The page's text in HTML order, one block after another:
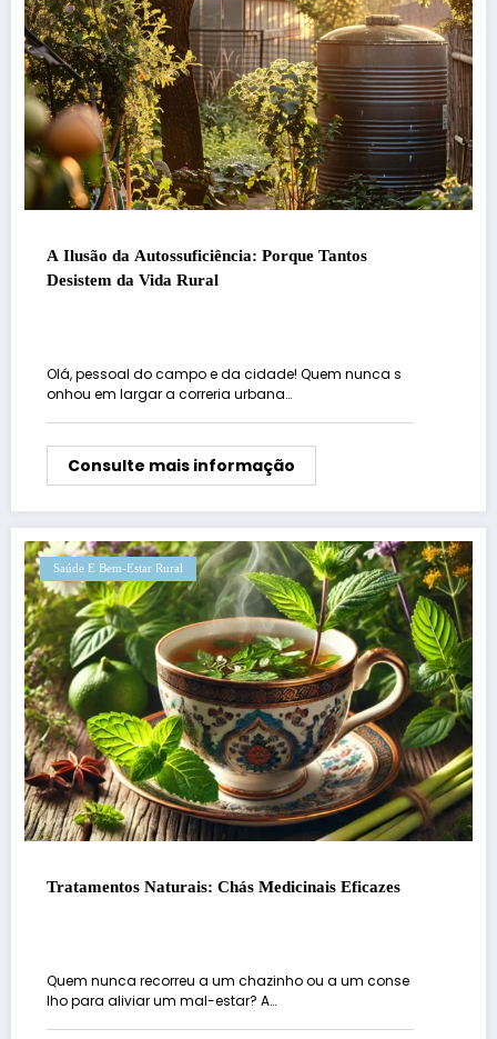
A Ilusão da Autossuficiência: Porque Tantos
Desistem da Vida Rural
Olá, pessoal do campo e da cidade! Quem nunca s
onhou em largar a correria urbana…
Consulte mais informação
Saúde E Bem-Estar Rural
Tratamentos Naturais: Chás Medicinais Eficazes
Quem nunca recorreu a um chazinho ou a um conse
lho para aliviar um mal-estar? A…